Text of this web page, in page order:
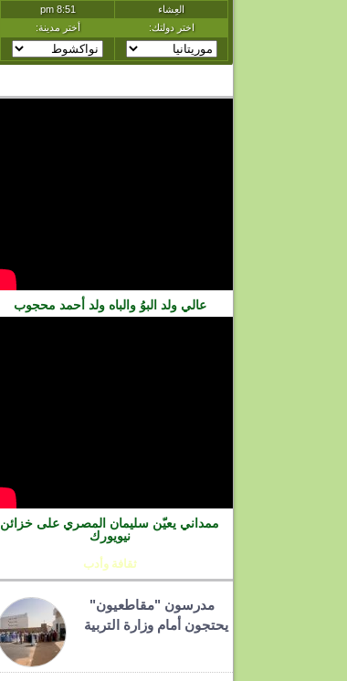
عالي ولد البوُ والباه ولد أحمد محجوب
ممداني يعيّن سليمان المصري على خزائن
نيويورك
ثقافة وأدب
مدرسون "مقاطعيون"
يحتجون أمام وزارة التربية